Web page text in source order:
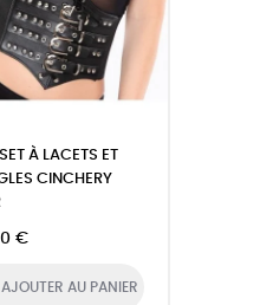
À LACETS ET
CINCHERY
€
AJOUTER AU PANIER